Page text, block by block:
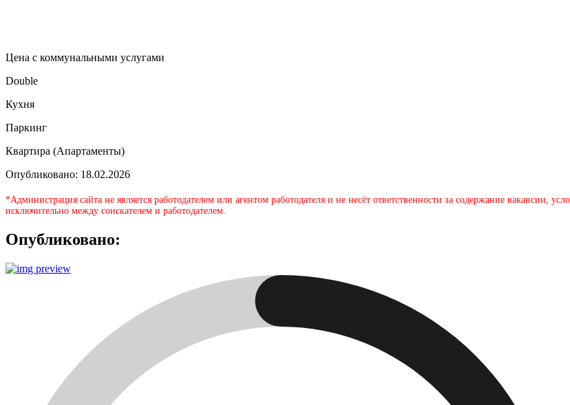
Цена с коммунальными услугами
Double
Кухня
Паркинг
Квартира (Апартаменты)
Опубликовано: 18.02.2026
*Администрация сайта не является работодателем или агентом работодателя и не несёт ответственности за содержание вакансии,
исключительно между соискателем и работодателем.
Опубликовано: